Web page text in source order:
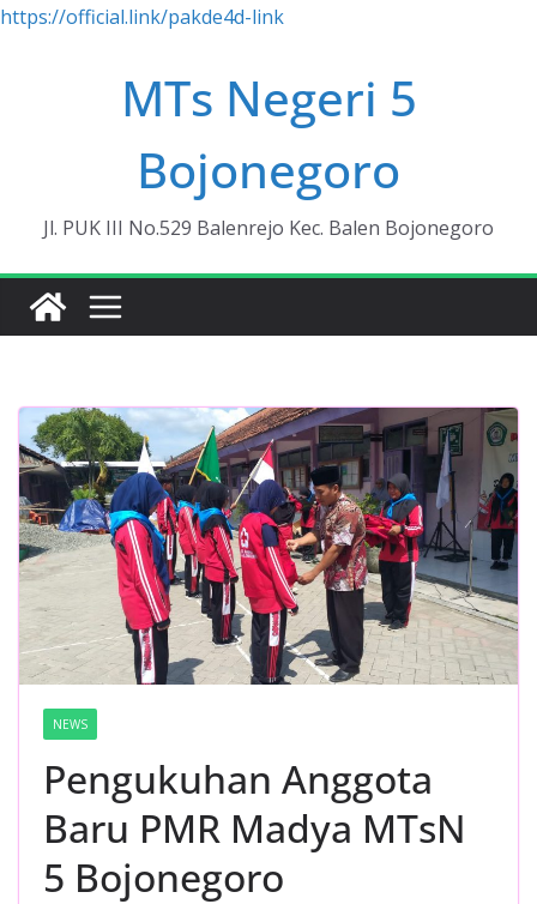
https://official.link/pakde4d-link
MTs Negeri 5
Bojonegoro
Jl. PUK III No.529 Balenrejo Kec. Balen Bojonegoro
NEWS
Pengukuhan Anggota
Baru PMR Madya MTsN
5 Bojonegoro